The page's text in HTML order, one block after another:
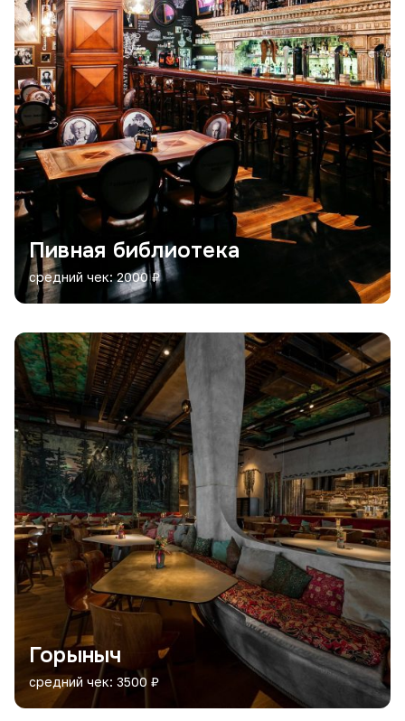
Пивная библиотека
средний чек: 2000 ₽
Горыныч
средний чек: 3500 ₽